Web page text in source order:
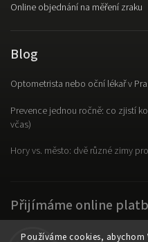
Používáme cookies,
Online objednání na měření zraku
Blog
Optometrista nebo oční lékař v
Prevence jednou ročně: co zjistí
včas)
Hory vs. město: dvě různé zimy
Přijímáme online